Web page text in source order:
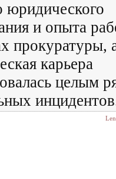
юридического
и опыта
прокуратуры,
карьера
целым